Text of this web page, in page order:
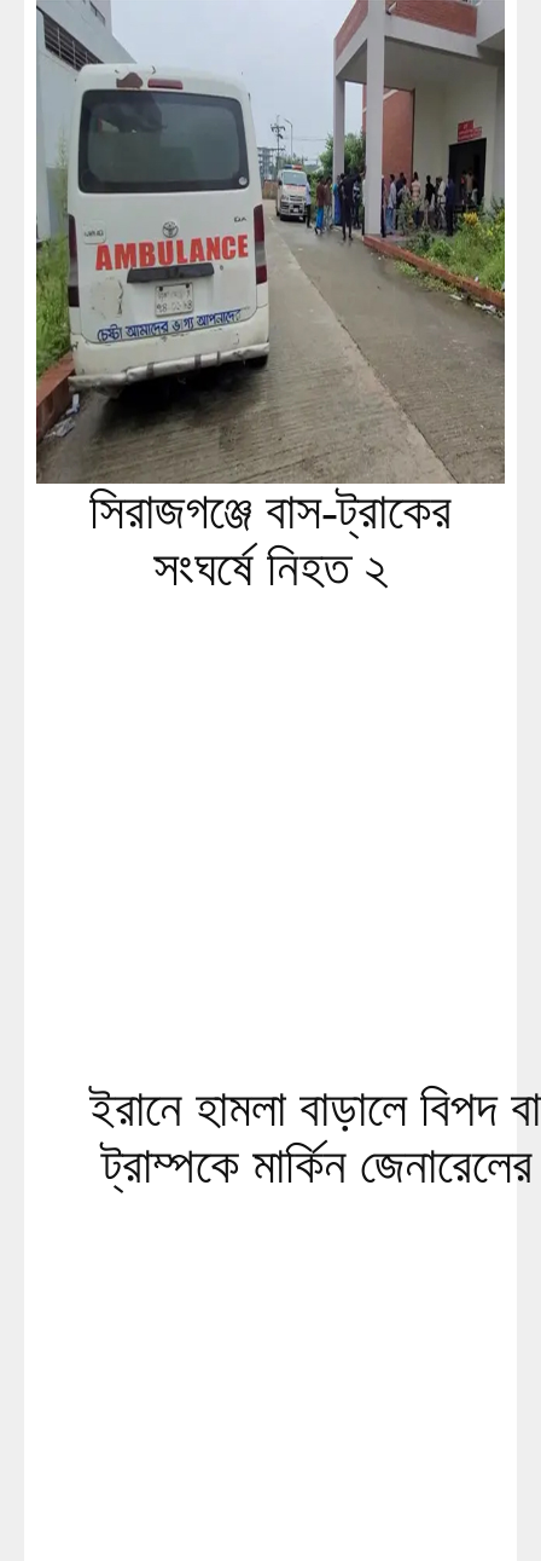
সিরাজগঞ্জে বাস-ট্রাকের
সংঘর্ষে নিহত ২
ইরানে হামলা বাড়ালে বিপদ
ট্রাম্পকে মার্কিন জেনারেলের